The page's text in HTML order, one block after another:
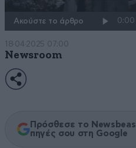
Ακούστε το άρθρο
18·04·2025 07:00
Newsroom
Πρόσθεσε το
πηγές σου στη Google